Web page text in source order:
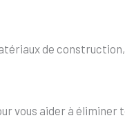
de
vous aider à éliminer